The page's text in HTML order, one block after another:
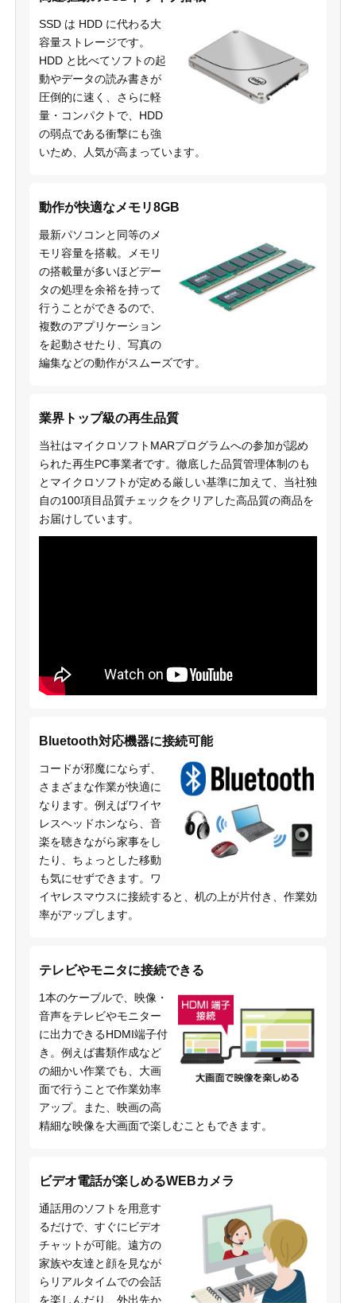
SSD は HDD に代わる大
容量ストレージです。
HDD と比べてソフトの起
動やデータの読み書きが
圧倒的に速く、さらに軽
量・コンパクトで、HDD
の弱点である衝撃にも強
いため、人気が高まっています。
動作が快適なメモリ8GB
最新パソコンと同等のメ
モリ容量を搭載。メモリ
の搭載量が多いほどデー
タの処理を余裕を持って
行うことができるので、
複数のアプリケーション
を起動させたり、写真の
編集などの動作がスムーズです。
業界トップ級の再生品質
当社はマイクロソフトMARプログラムへの参加が認め
られた再生PC事業者です。徹底した品質管理体制のも
とマイクロソフトが定める厳しい基準に加えて、当社独
自の100項目品質チェックをクリアした高品質の商品を
お届けしています。
Bluetooth対応機器に接続可能
コードが邪魔にならず、
さまざまな作業が快適に
なります。例えばワイヤ
レスヘッドホンなら、音
楽を聴きながら家事をし
たり、ちょっとした移動
も気にせずできます。ワ
イヤレスマウスに接続すると、机の上が片付き、作業効
率がアップします。
テレビやモニタに接続できる
1本のケーブルで、映像・
音声をテレビやモニター
に出力できるHDMI端子付
き。例えば書類作成など
の細かい作業でも、大画
面で行うことで作業効率
アップ。また、映画の高
精細な映像を大画面で楽しむこともできます。
ビデオ電話が楽しめるWEBカメラ
通話用のソフトを用意す
るだけで、すぐにビデオ
チャットが可能。遠方の
家族や友達と顔を見なが
らリアルタイムでの会話
を楽しんだり、外出先か